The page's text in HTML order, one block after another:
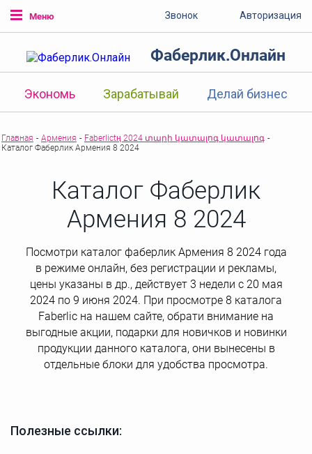
Меню Звонок Авторизация
Фаберлик.Онлайн
Экономь Зарабатывай Делай бизнес
Главная - Армения - Faberlictң 2024 տարի կատալոգ կատալոգ -
Каталог Фаберлик Армения 8 2024
Каталог Фаберлик
Армения 8 2024
Посмотри каталог фаберлик Армения 8 2024 года
в режиме онлайн, без регистрации и рекламы,
цены указаны в др., действует 3 недели с 20 мая
2024 по 9 июня 2024. При просмотре 8 каталога
Faberlic на нашем сайте, обрати внимание на
выгодные акции, подарки для новичков и новинки
продукции данного каталога, они вынесены в
отдельные блоки для удобства просмотра.
Полезные ссылки: